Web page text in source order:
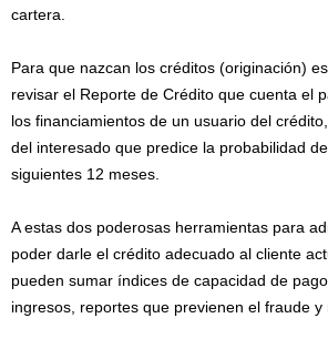
cartera.
Para que nazcan los créditos (originación)
revisar el Reporte de Crédito que cuenta el
los financiamientos de un usuario del
del interesado que predice la probabilidad
siguientes 12 meses.
A estas dos poderosas herramientas para
poder darle el crédito adecuado al cliente
pueden sumar índices de capacidad de
ingresos, reportes que previenen el fraude y